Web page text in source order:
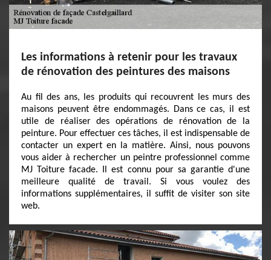
Les informations à retenir pour les travaux
de rénovation des peintures des maisons
Au fil des ans, les produits qui recouvrent les murs des
maisons peuvent être endommagés. Dans ce cas, il est
utile de réaliser des opérations de rénovation de la
peinture. Pour effectuer ces tâches, il est indispensable de
contacter un expert en la matière. Ainsi, nous pouvons
vous aider à rechercher un peintre professionnel comme
MJ Toiture facade. Il est connu pour sa garantie d'une
meilleure qualité de travail. Si vous voulez des
informations supplémentaires, il suffit de visiter son site
web.